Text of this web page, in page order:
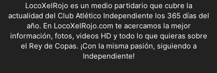
LocoXelRojo es un medio partidario que cubre la
actualidad del Club Atlético Independiente los 365 días del
año. En LocoXelRojo.com te acercamos la mejor
información, fotos, videos HD y todo lo que quieras sobre
el Rey de Copas. ¡Con la misma pasión, siguiendo a
Independiente!